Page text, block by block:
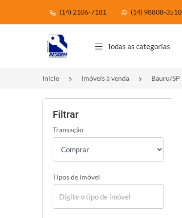
(14) 2106-7181 (14) 98808-3510
Página inicial
Todas as categorias
Início Imóveis à venda Bauru/SP
Filtrar
Transação
Tipos de imóvel